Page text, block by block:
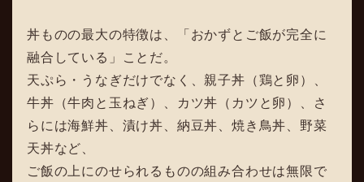
丼ものの最大の特徴は、「おかずとご飯が完全に
融合している」ことだ。
天ぷら・うなぎだけでなく、親子丼（鶏と卵）、
牛丼（牛肉と玉ねぎ）、カツ丼（カツと卵）、さ
らには海鮮丼、漬け丼、納豆丼、焼き鳥丼、野菜
天丼など、
ご飯の上にのせられるものの組み合わせは無限で